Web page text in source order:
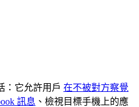
：它允許用戶 在不被對方察覺
訊息 、檢視目標手機上的應